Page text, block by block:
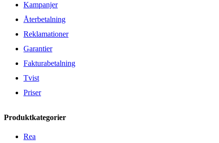
Kampanjer
Återbetalning
Reklamationer
Garantier
Fakturabetalning
Tvist
Priser
Produktkategorier
Rea